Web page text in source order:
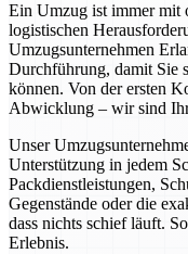
Ein Umzug ist immer mit
logistischen
Umzugsunternehmen
Durchführung, damit Sie
können. Von der ersten
Abwicklung – wir sind
Unser
Unterstützung in jedem
Packdienstleistungen,
Gegenstände oder die
dass nichts schief läuft.
Erlebnis.